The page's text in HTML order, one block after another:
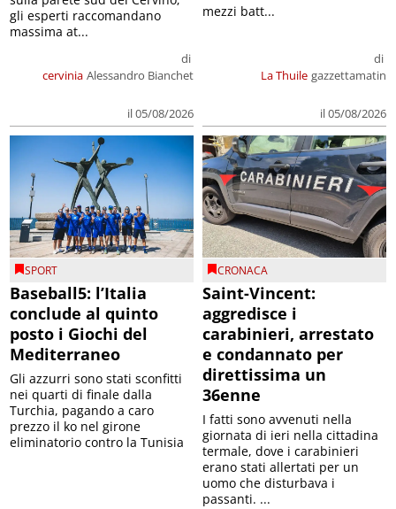
cervinia
di
Alessandro Bianchet
il 05/08/2026
gli esperti raccomandano
massima at...
La Thuile
di
gazzettamatin
il 05/08/2026
mezzi batt...
SPORT
Baseball5: l’Italia
conclude al quinto
posto i Giochi del
Mediterraneo
Gli azzurri sono stati sconfitti
nei quarti di finale dalla
Turchia, pagando a caro
prezzo il ko nel girone
eliminatorio contro la Tunisia
CRONACA
Saint-Vincent:
aggredisce i
carabinieri, arrestato
e condannato per
direttissima un
36enne
I fatti sono avvenuti nella
giornata di ieri nella cittadina
termale, dove i carabinieri
erano stati allertati per un
uomo che disturbava i
passanti. ...